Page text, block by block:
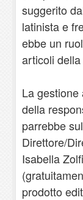
suggerito
latinista e
ebbe un
articoli
La
della
parrebbe
Direttore/
Isabella
prodotto